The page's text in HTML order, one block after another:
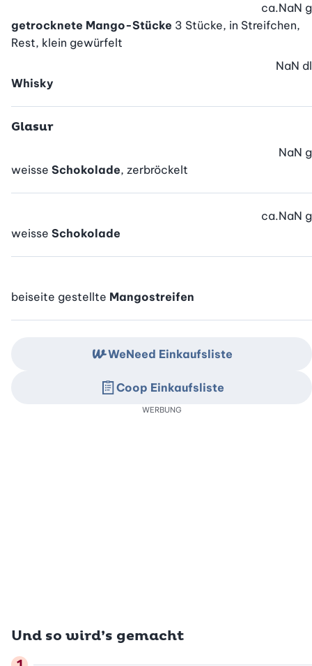
getrocknete Mango-Stücke 3 Stücke, in Streifchen,
Rest, klein gewürfelt
ca.NaN g
Whisky
NaN dl
Glasur
weisse Schokolade, zerbröckelt
NaN g
weisse Schokolade
ca.NaN g
beiseite gestellte Mangostreifen
Und so wird’s gemacht
WeNeed Einkaufsliste
Coop Einkaufsliste
WERBUNG